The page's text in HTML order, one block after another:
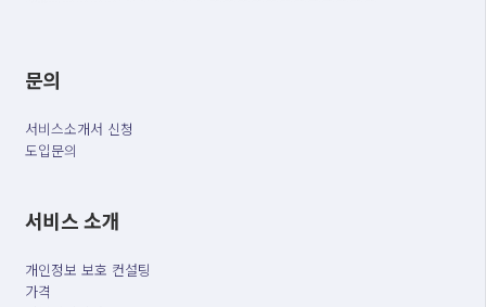
문의
서비스소개서 신청
도입문의
서비스 소개
개인정보 보호 컨설팅
가격